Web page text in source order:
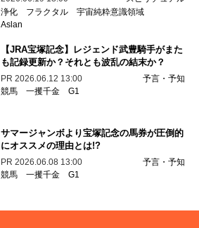
浄化
フラクタル 宇宙純粋意識領域
Aslan
【JRA宝塚記念】レジェンド武豊騎手がまた
も記録更新か？それとも波乱の結末か？
PR 2026.06.12 13:00
予言・予知
競馬 一攫千金 G1
サマージャンボより宝塚記念の馬券が圧倒的
にオススメの理由とは!?
PR 2026.06.08 13:00
予言・予知
競馬 一攫千金 G1